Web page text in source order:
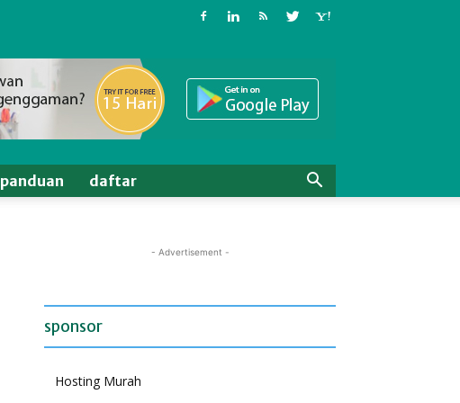
panduan daftar
- Advertisement -
sponsor
Hosting Murah